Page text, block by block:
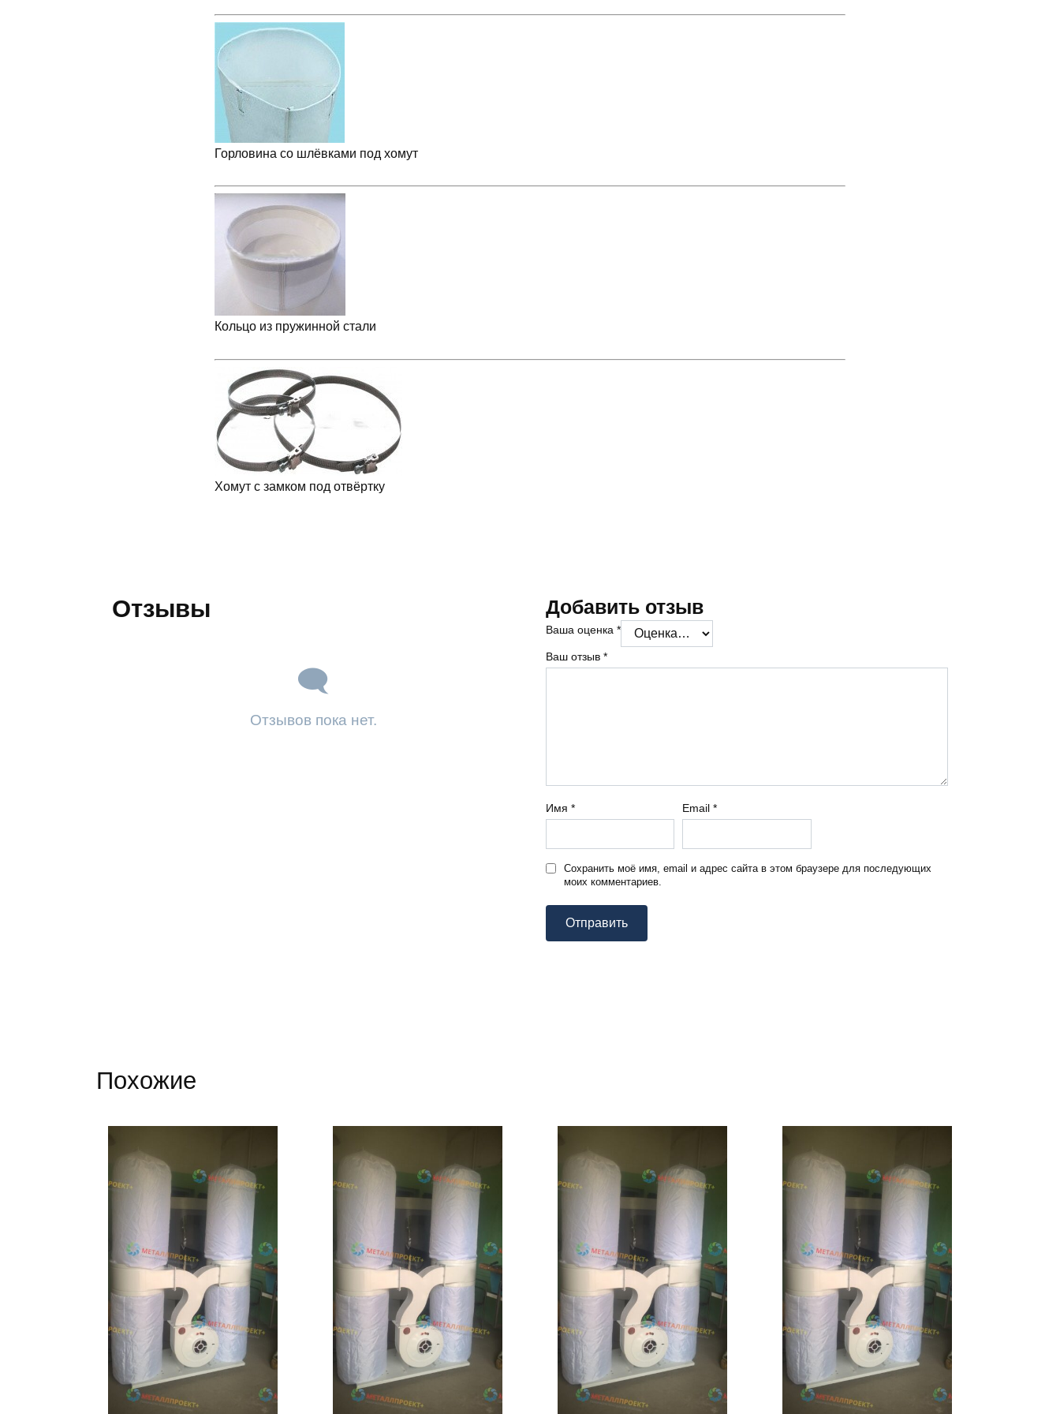
Горловина со шлёвками под хомут
Кольцо из пружинной стали
Хомут с замком под отвёртку
Отзывы
Отзывов пока нет.
Добавить отзыв
Ваша оценка *
Ваш отзыв *
Имя * Email*
Сохранить моё имя, email и адрес сайта в этом браузере для последующих
моих комментариев.
Похожие